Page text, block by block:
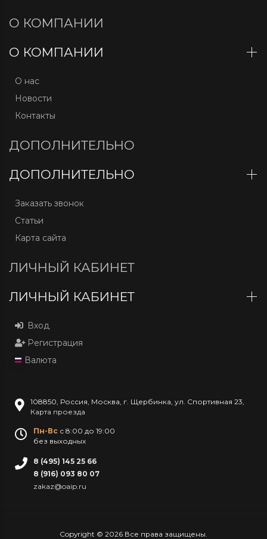
О КОМПАНИИ
О КОМПАНИИ
О нас
Новости
Контакты
ДОПОЛНИТЕЛЬНО
ДОПОЛНИТЕЛЬНО
Заказать звонок
Статьи
Карта сайта
ЛИЧНЫЙ КАБИНЕТ
ЛИЧНЫЙ КАБИНЕТ
Вход
Регистрация
Валюта
108850, Россия, Москва, г. Щербинка, ул. Спортивная 23,
Карта проезда
Пн-Вс с 8:00 до 19:00
без выходных
8 (495) 145 25 66
8 (916) 093 80 07
zakaz@oaip.ru
Copyright © 2026 Все права защищены.